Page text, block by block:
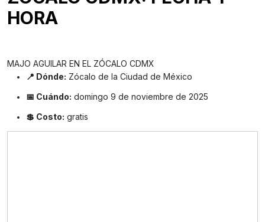
HORA
MAJO AGUILAR EN EL ZÓCALO CDMX
📍 Dónde: Zócalo de la Ciudad de México
📅 Cuándo: domingo 9 de noviembre de 2025
💲 Costo: gratis